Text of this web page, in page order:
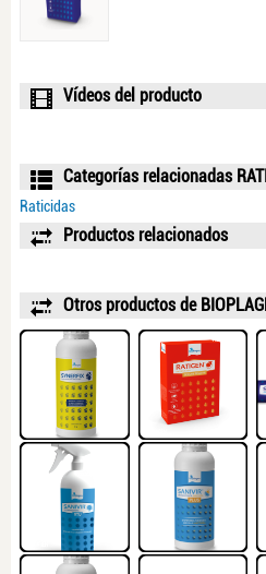
Vídeos del producto
Categorías relacionadas
Raticidas
Productos relacionados
Otros productos de